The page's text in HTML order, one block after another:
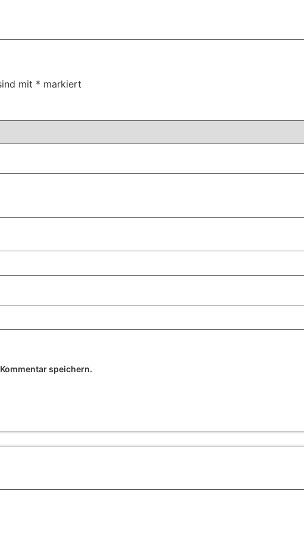
mit * markiert
speichern.